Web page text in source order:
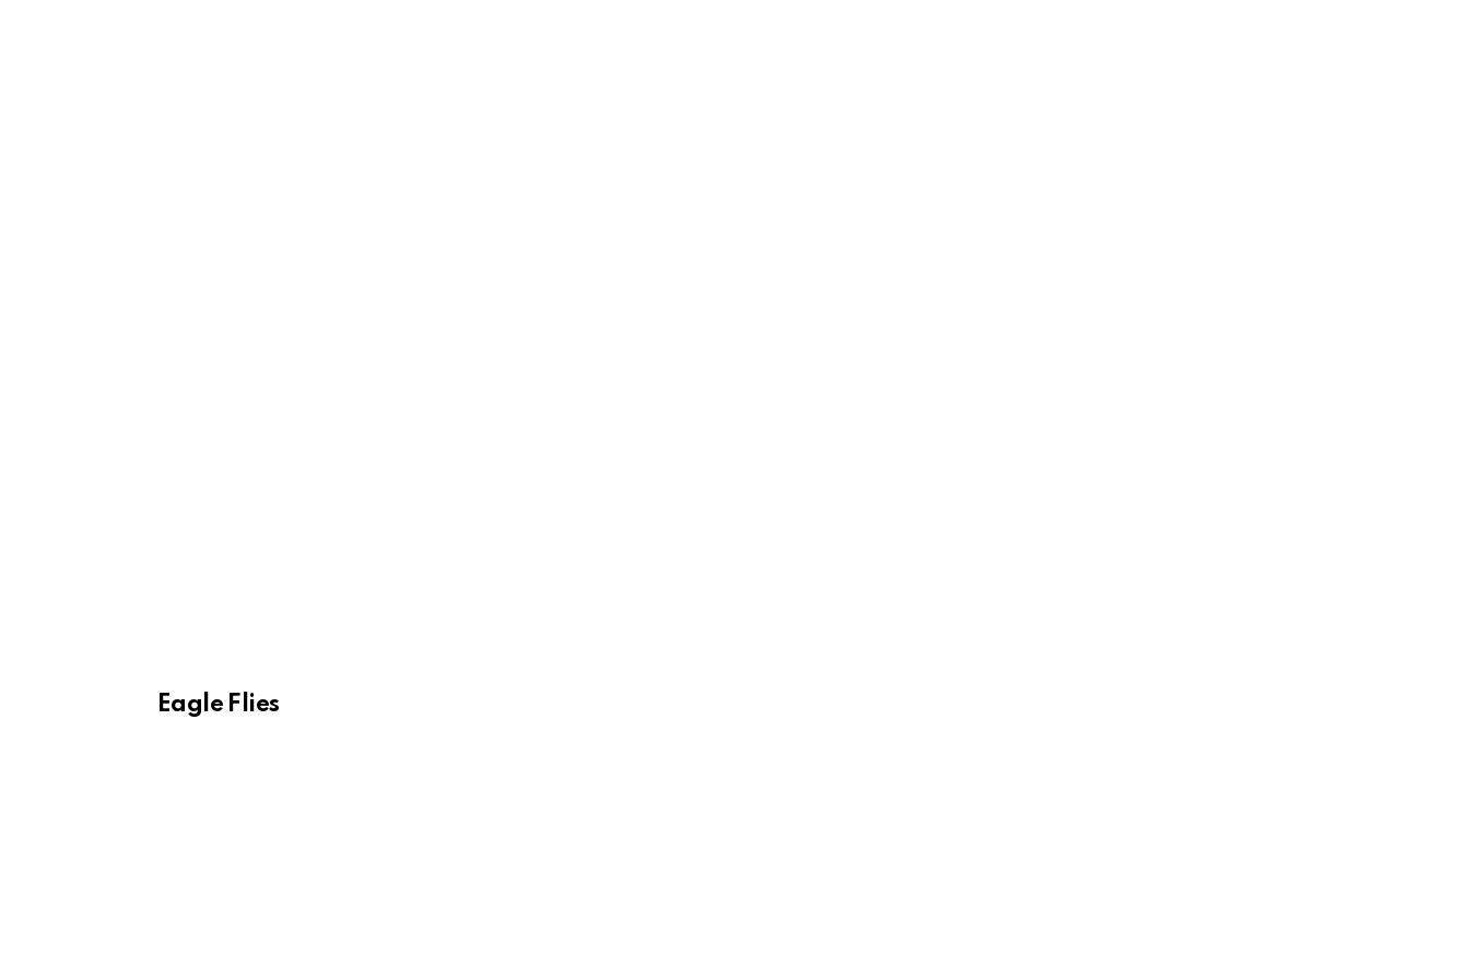
Eagle Flies